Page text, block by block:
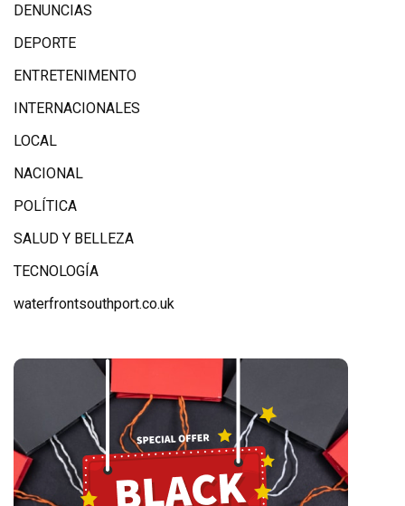
DENUNCIAS
DEPORTE
ENTRETENIMENTO
INTERNACIONALES
LOCAL
NACIONAL
POLÍTICA
SALUD Y BELLEZA
TECNOLOGÍA
waterfrontsouthport.co.uk